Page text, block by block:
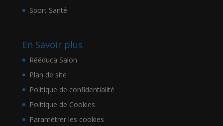
Sport Santé
En Savoir plus
Rééduca Salon
Plan de site
Politique de confidentialité
Politique de Cookies
Paramétrer les cookies